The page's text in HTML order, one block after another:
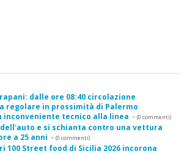
dalle ore 08:40 circolazione
regolare in prossimità di Palermo
inconveniente tecnico alla linea - (0 commenti)
e si schianta contro una vettura
a 25 anni - (0 commenti)
100 Street food di Sicilia 2026 incorona